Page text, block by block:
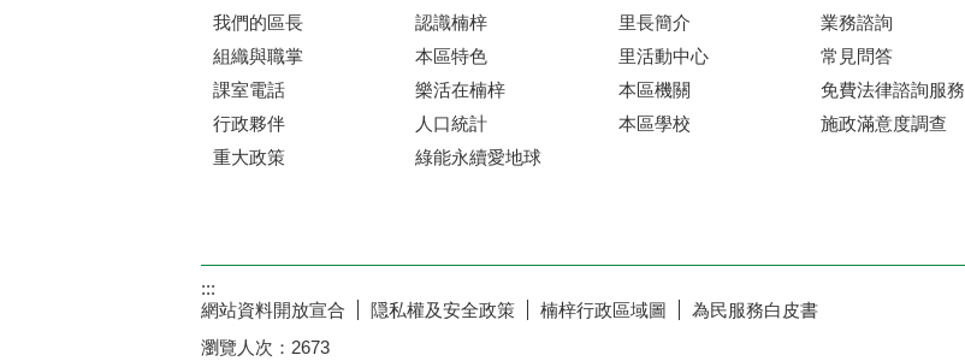
我們的區長
組織與職掌
課室電話
行政夥伴
重大政策
認識楠梓
本區特色
樂活在楠梓
人口統計
綠能永續愛地球
里長簡介
里活動中心
本區機關
本區學校
業務諮詢
常見問答
免費法律諮詢服務
施政滿意度調查
:::
網站資料開放宣合
隠私權及安全政策 楠梓行政區域圖
為民服務白皮書
瀏覽人次： 2673